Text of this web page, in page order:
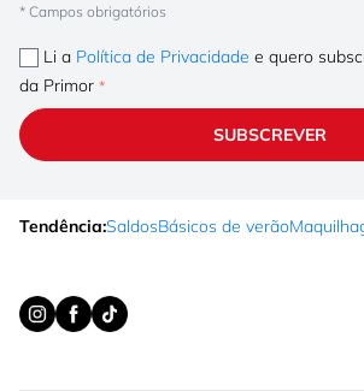
* Campos obrigatórios
Li a Política de Privacidade e quero
da Primor
SUBSCREVER
Tendência:SaldosBásicos de verão